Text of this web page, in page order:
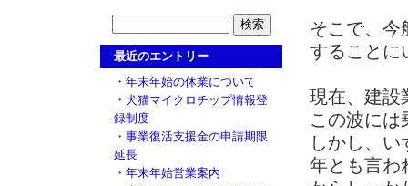
そこで、今
することに
現在、建設
この波には
しかし、
年とも言わ
最近のエントリー
・年末年始の休業について
・犬猫マイクロチップ情報登
録制度
・事業復活支援金の申請期限
延長
・年末年始営業案内